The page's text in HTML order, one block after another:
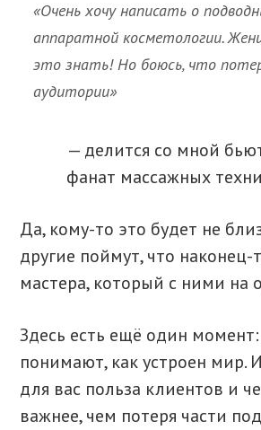
«Очень хочу написать о
аппаратной косметологии.
это знать! Но боюсь, что
аудитории»
— делится со мной
фанат массажных
Да, кому-то это будет не
другие поймут, что
мастера, который с ними на
Здесь есть ещё один
понимают, как устроен мир.
для вас польза клиентов и
важнее, чем потеря части